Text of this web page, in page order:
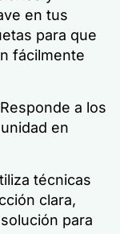
en tus
para que
fácilmente
a los
en
técnicas
clara,
para